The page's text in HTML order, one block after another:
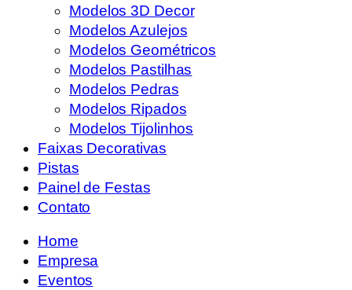
Modelos 3D Decor
Modelos Azulejos
Modelos Geométricos
Modelos Pastilhas
Modelos Pedras
Modelos Ripados
Modelos Tijolinhos
Faixas Decorativas
Pistas
Painel de Festas
Contato
Home
Empresa
Eventos